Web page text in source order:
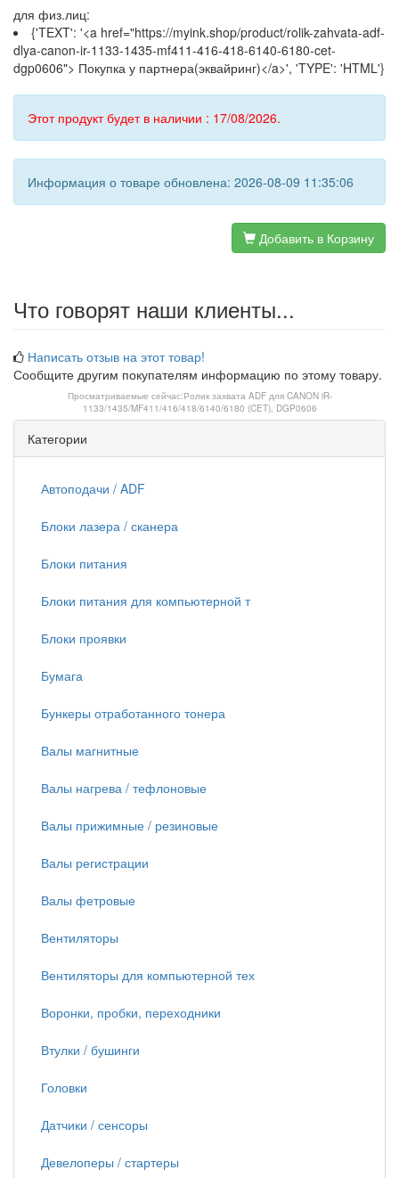
для физ.лиц:
{'TEXT': '<a href="https://myink.shop/product/rolik-zahvata-adf-
dlya-canon-ir-1133-1435-mf411-416-418-6140-6180-cet-
dgp0606"> Покупка у партнера(эквайринг)</a>', 'TYPE': 'HTML'}
Этот продукт будет в наличии : 17/08/2026.
Информация о товаре обновлена: 2026-08-09 11:35:06
Добавить в Корзину
Что говорят наши клиенты...
Написать отзыв на этот товар!
Сообщите другим покупателям информацию по этому товару.
Просматриваемые сейчас:Ролик захвата ADF для CANON iR-
1133/1435/MF411/416/418/6140/6180 (CET), DGP0606
Категории
Автоподачи / ADF
Блоки лазера / сканера
Блоки питания
Блоки питания для компьютерной т
Блоки проявки
Бумага
Бункеры отработанного тонера
Валы магнитные
Валы нагрева / тефлоновые
Валы прижимные / резиновые
Валы регистрации
Валы фетровые
Вентиляторы
Вентиляторы для компьютерной тех
Воронки, пробки, переходники
Втулки / бушинги
Головки
Датчики / сенсоры
Девелоперы / стартеры